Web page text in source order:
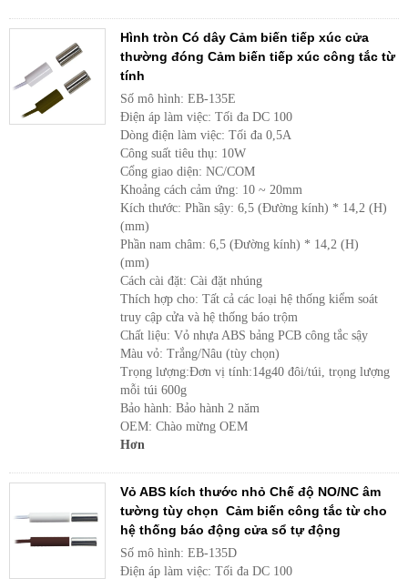
Hình tròn Có dây Cảm biến tiếp xúc cửa
thường đóng Cảm biến tiếp xúc công tắc từ
tính
Số mô hình: EB-135E
Điện áp làm việc: Tối đa DC 100
Dòng điện làm việc: Tối đa 0,5A
Công suất tiêu thụ: 10W
Cổng giao diện: NC/COM
Khoảng cách cảm ứng: 10 ~ 20mm
Kích thước: Phần sậy: 6,5 (Đường kính) * 14,2 (H)
(mm)
Phần nam châm: 6,5 (Đường kính) * 14,2 (H)
(mm)
Cách cài đặt: Cài đặt nhúng
Thích hợp cho: Tất cả các loại hệ thống kiểm soát
truy cập cửa và hệ thống báo trộm
Chất liệu: Vỏ nhựa ABS bảng PCB công tắc sậy
Màu vỏ: Trắng/Nâu (tùy chọn)
Trọng lượng:Đơn vị tính:14g40 đôi/túi, trọng lượng
mỗi túi 600g
Bảo hành: Bảo hành 2 năm
OEM: Chào mừng OEM
Hơn
Vỏ ABS kích thước nhỏ Chế độ NO/NC âm
tường tùy chọn Cảm biến công tắc từ cho
hệ thống báo động cửa sổ tự động
Số mô hình: EB-135D
Điện áp làm việc: Tối đa DC 100